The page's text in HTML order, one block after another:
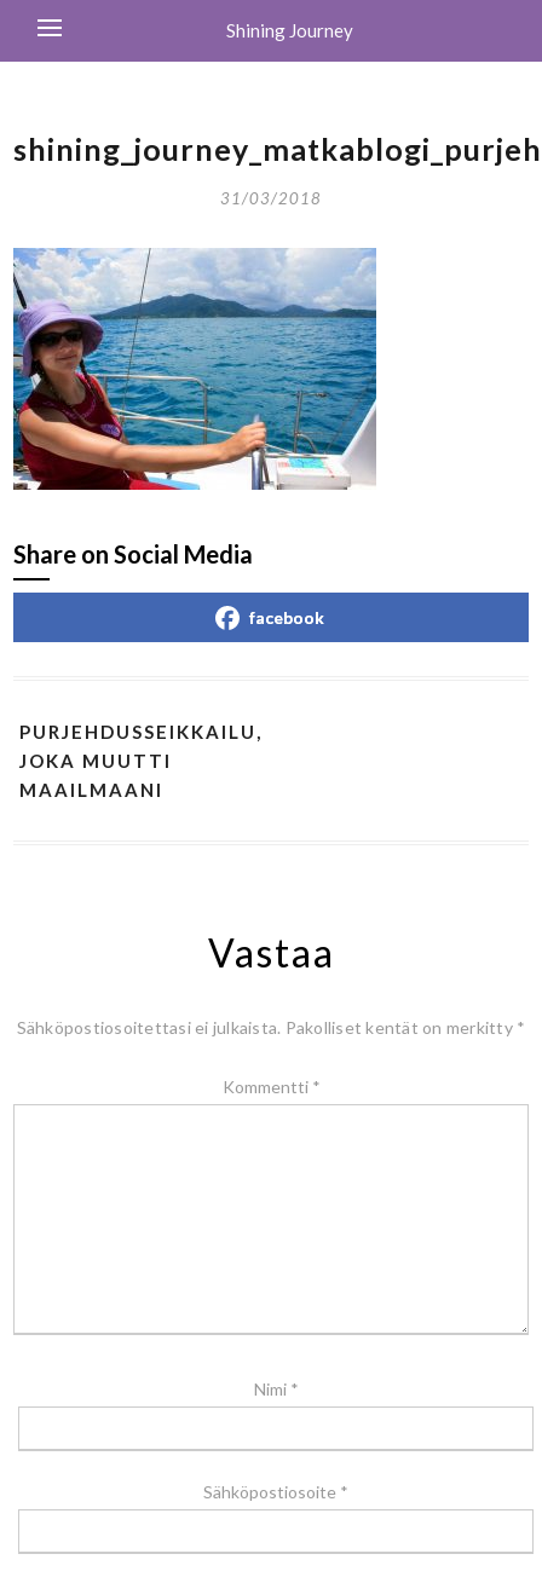
Shining Journey
31/03/2018
Share on Social Media
facebook
PURJEHDUSSEIKKAILU,
JOKA MUUTTI
MAAILMAANI
Vastaa
Sähköpostiosoitettasi ei julkaista. Pakolliset kentät on merkitty *
Kommentti *
Nimi *
Sähköpostiosoite *